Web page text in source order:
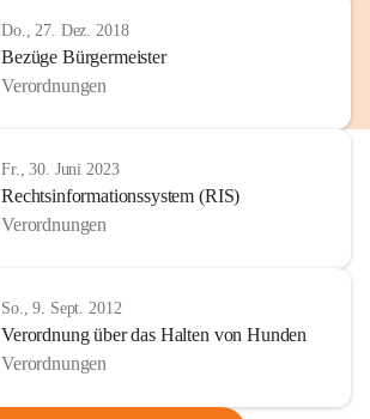
Do., 27. Dez. 2018
Bezüge Bürgermeister
Verordnungen
Fr., 30. Juni 2023
Rechtsinformationssystem (RIS)
Verordnungen
So., 9. Sept. 2012
Verordnung über das Halten von Hunden
Verordnungen